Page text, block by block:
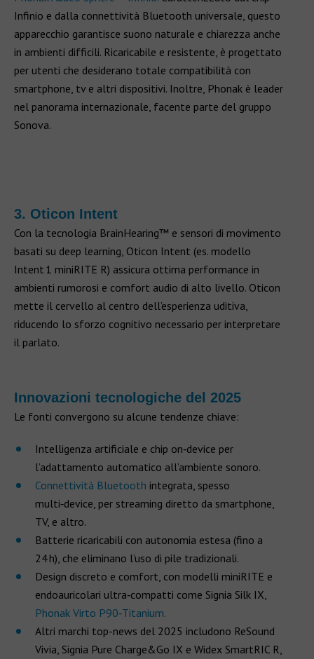
Infinio e dalla connettività Bluetooth universale, questo
apparecchio garantisce suono naturale e chiarezza anche
in ambienti difficili. Ricaricabile e resistente, è progettato
per utenti che desiderano totale compatibilità con
smartphone, tv e altri dispositivi. Inoltre, Phonak è leader
nel panorama internazionale, facente parte del gruppo
Sonova.
3. Oticon Intent
Con la tecnologia BrainHearing™ e sensori di movimento
basati su deep learning, Oticon Intent (es. modello
Intent 1 miniRITE R) assicura ottima performance in
ambienti rumorosi e comfort audio di alto livello. Oticon
mette il cervello al centro dell’esperienza uditiva,
riducendo lo sforzo cognitivo necessario per interpretare
il parlato.
Innovazioni tecnologiche del 2025
Le fonti convergono su alcune tendenze chiave:
Intelligenza artificiale e chip on‑device per
l’adattamento automatico all’ambiente sonoro.
Connettività Bluetooth integrata, spesso
multi‑device, per streaming diretto da smartphone,
TV, e altro.
Batterie ricaricabili con autonomia estesa (fino a
24 h), che eliminano l’uso di pile tradizionali.
Design discreto e comfort, con modelli miniRITE e
endoauricolari ultra‑compatti come Signia Silk IX,
Phonak Virto P90‑Titanium.
Altri marchi top-news del 2025 includono ReSound
Vivia, Signia Pure Charge&Go IX e Widex SmartRIC R,